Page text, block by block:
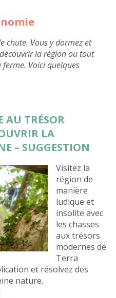
chute. Vous y dormez et
la région ou tout
Voici quelques
AU TRÉSOR
LA
– SUGGESTION
Visitez la
région de
manière
ludique et
insolite avec
les chasses
aux trésors
modernes de
Terra
et résolvez des
nature.